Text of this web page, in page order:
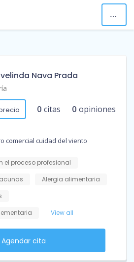
Nava Prada
0 citas 0 opiniones
comercial cuidad del viento
el proceso profesional
Alergia alimentaria
View all
Agendar cita